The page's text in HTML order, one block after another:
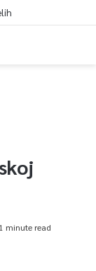
1 minute read